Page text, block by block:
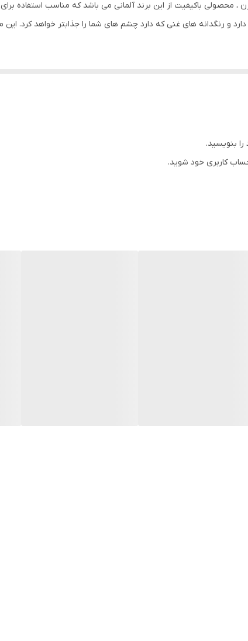
باکیفیت از این برند آلمانی می باشد که مناسب استفاده
دارد و رنگدانه های غنی که دارد چشم های شما را جذابتر خواهد
بنویسید.
کاربری خود شوید.